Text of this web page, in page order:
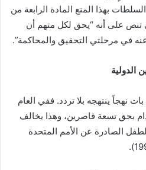
بهذا المنع المادة الرابعة من
تنص على أنه “يحق لكل متهم أن
في مرحلتي التحقيق والمحاكمة”.
الدولية
نهجاً ينتهجه بلا تردد. ففي العام
بحق تسعة قاصرين، وهذا يخالف
الصادرة عن الأمم المتحدة